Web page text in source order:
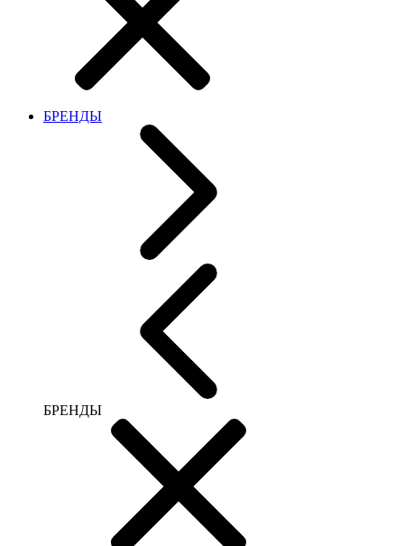
БРЕНДЫ
БРЕНДЫ